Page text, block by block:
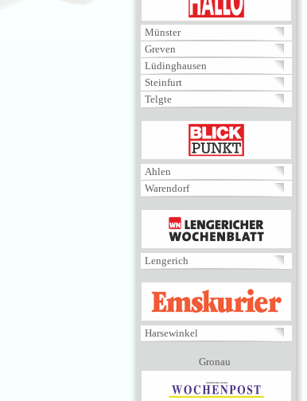
Münster
Greven
Lüdinghausen
Steinfurt
Telgte
BLICKPUNKT
Ahlen
Warendorf
MENÜ
Lengerich
EMSKURIER
Harsewinkel
Gronau